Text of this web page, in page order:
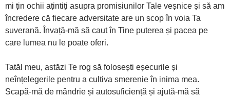
mi țin ochii ațintiți asupra promisiunilor Tale veșnice și să am
încredere că fiecare adversitate are un scop în voia Ta
suverană. Învață-mă să caut în Tine puterea și pacea pe
care lumea nu le poate oferi.
Tatăl meu, astăzi Te rog să folosești eșecurile și
neînțelegerile pentru a cultiva smerenie în inima mea.
Scapă-mă de mândrie și autosuficiență și ajută-mă să